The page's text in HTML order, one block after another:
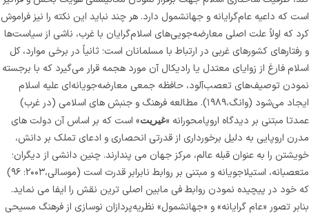
است که داعیه عام‌گرایانه و جهانشمول دارد. هر چند نباید این نکته را نیز فراموش
کرد که اولاً علت اصلی معارضه‌جویی‌های اسلام‌گرایان با غرب، ناشی از سیاست‌ها
و رفتارهای کشورهای غربی در ارتباط با مسلمانان است؛ ثانیاً در برخی موارد، کل
اسلام فارغ از زوایای معتدل یا رادیکال آن مورد هجمه قرار می‌گیرد که با برجسته
نمودن توصیف‌های تعصب‌آلود، حافظه جمعی معارضه‌جویانه‌ای علیه اسلام
ایجاد می‌شود (وانگ،۱۹۸۹). مطالعه فرهنگ و جنبش های اسلامی (در غرب)
عمدتا مبتنی بر دیدگاه اروپامحورانه «غیریت» است که بر اساس آن دولت های
مدرن اروپایی به دلیل برخورداری از قدرتی انحصاری و ادعای تملک بر دانش،
خویشتن را به عنوان قبله عالم، مرکز جهان می پندارند. چنین دانشی از دیگران؛
متعصبانه، استیلاجویانه و مبتنی بر روابط نابرابر قدرت است (موسالی،۲۰۰۳: ۹۶)
که خود در پیچیده نمودن روابط فی مابین اصلی ترین نقش را ایفا می نماید.
بنابر تصور «عام گرایانه» و «جهانشمول» نظریه‌پردازان نوسازی از فرهنگ مسیحی